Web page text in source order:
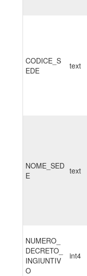
CODICE_S
EDE
text
NOME_SED
E
text
NUMERO_
DECRETO_
INGIUNTIV
O
int4